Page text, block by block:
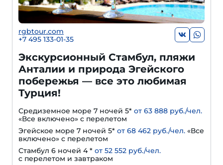
rgbtour.com
+7 495 133-01-35
Экскурсионный Стамбул, пляжи
Анталии и природа Эгейского
побережья — все это любимая
Турция!
Средиземное море 7 ночей 5* от 63 888 руб./чел.
«Все включено» с перелетом
Эгейское море 7 ночей 5* от 68 462 руб./чел. «Все
включено» с перелетом
Стамбул 6 ночей 4 * от 52 552 руб./чел.
с перелетом и завтраком